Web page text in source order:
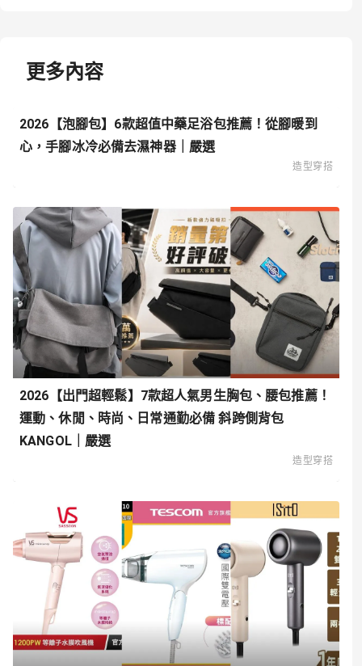
更多內容
2026【泡腳包】6款超值中藥足浴包推薦！從腳暖到
心，手腳冰冷必備去濕神器｜嚴選
造型穿搭
2026【出門超輕鬆】7款超人氣男生胸包、腰包推薦！
運動、休閒、時尚、日常通勤必備 斜跨側背包
KANGOL｜嚴選
造型穿搭